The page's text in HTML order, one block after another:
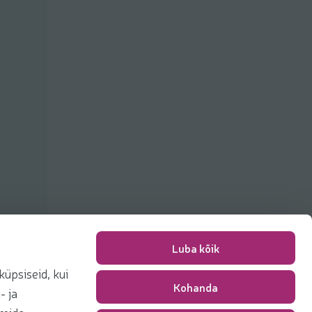
kui
ja
Luba kõik
Kohanda